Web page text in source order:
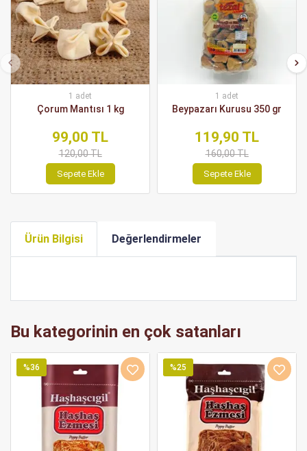
1 adet
Çorum Mantısı 1 kg
99,00 TL
120,00 TL
Sepete Ekle
1 adet
Beypazarı Kurusu 350 gr
119,90 TL
160,00 TL
Sepete Ekle
Ürün Bilgisi Değerlendirmeler
Bu kategorinin en çok satanları
%36 %25